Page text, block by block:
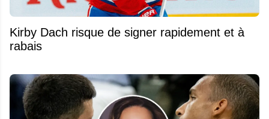
Kirby Dach risque de signer rapidement et à
rabais